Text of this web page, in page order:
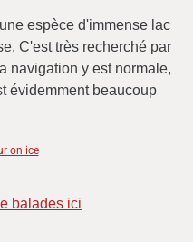
espèce d'immense lac
C'est très recherché par
navigation y est normale,
évidemment beaucoup
balades ici